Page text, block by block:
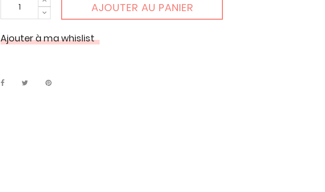
AJOUTER AU PANIER
Ajouter à ma whislist